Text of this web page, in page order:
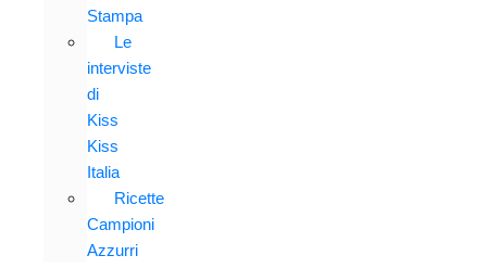
Stampa
Le
interviste
di
Kiss
Kiss
Italia
Ricette
Campioni
Azzurri